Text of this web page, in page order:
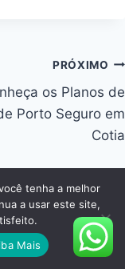
PRÓXIMO
os Planos de
Porto Seguro em
Cotia
tenha a melhor
a usar este site,
Mais